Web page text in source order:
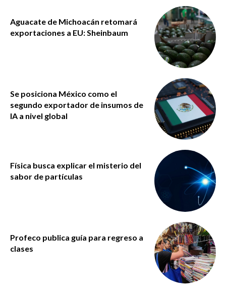
Aguacate de Michoacán retomará
exportaciones a EU: Sheinbaum
Se posiciona México como el
segundo exportador de insumos de
IA a nivel global
Física busca explicar el misterio del
sabor de partículas
Profeco publica guía para regreso a
clases